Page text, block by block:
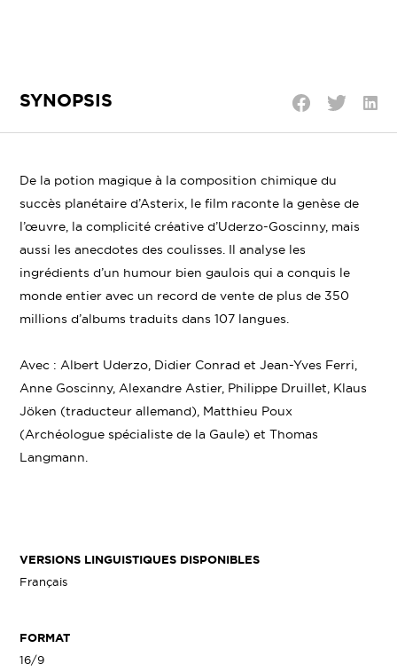
SYNOPSIS
De la potion magique à la composition chimique du
succès planétaire d’Asterix, le film raconte la genèse de
l’œuvre, la complicité créative d’Uderzo-Goscinny, mais
aussi les anecdotes des coulisses. Il analyse les
ingrédients d’un humour bien gaulois qui a conquis le
monde entier avec un record de vente de plus de 350
millions d’albums traduits dans 107 langues.
Avec : Albert Uderzo, Didier Conrad et Jean-Yves Ferri,
Anne Goscinny, Alexandre Astier, Philippe Druillet, Klaus
Jöken (traducteur allemand), Matthieu Poux
(Archéologue spécialiste de la Gaule) et Thomas
Langmann.
VERSIONS LINGUISTIQUES DISPONIBLES
Français
FORMAT
16/9